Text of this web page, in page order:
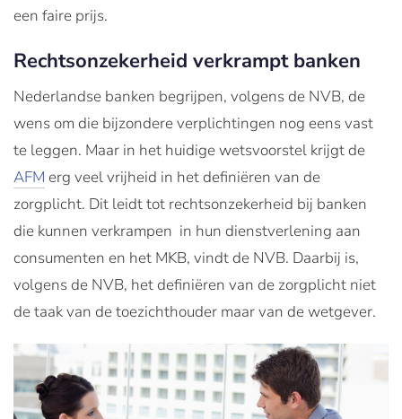
een faire prijs.
Rechtsonzekerheid verkrampt banken
Nederlandse banken begrijpen, volgens de NVB, de
wens om die bijzondere verplichtingen nog eens vast
te leggen. Maar in het huidige wetsvoorstel krijgt de
AFM erg veel vrijheid in het definiëren van de
zorgplicht. Dit leidt tot rechtsonzekerheid bij banken
die kunnen verkrampen in hun dienstverlening aan
consumenten en het MKB, vindt de NVB. Daarbij is,
volgens de NVB, het definiëren van de zorgplicht niet
de taak van de toezichthouder maar van de wetgever.